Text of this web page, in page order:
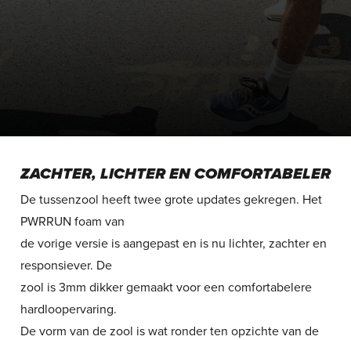
ZACHTER, LICHTER EN COMFORTABELER
De tussenzool heeft twee grote updates gekregen. Het
PWRRUN foam van
de vorige versie is aangepast en is nu lichter, zachter en
responsiever. De
zool is 3mm dikker gemaakt voor een comfortabelere
hardloopervaring.
De vorm van de zool is wat ronder ten opzichte van de